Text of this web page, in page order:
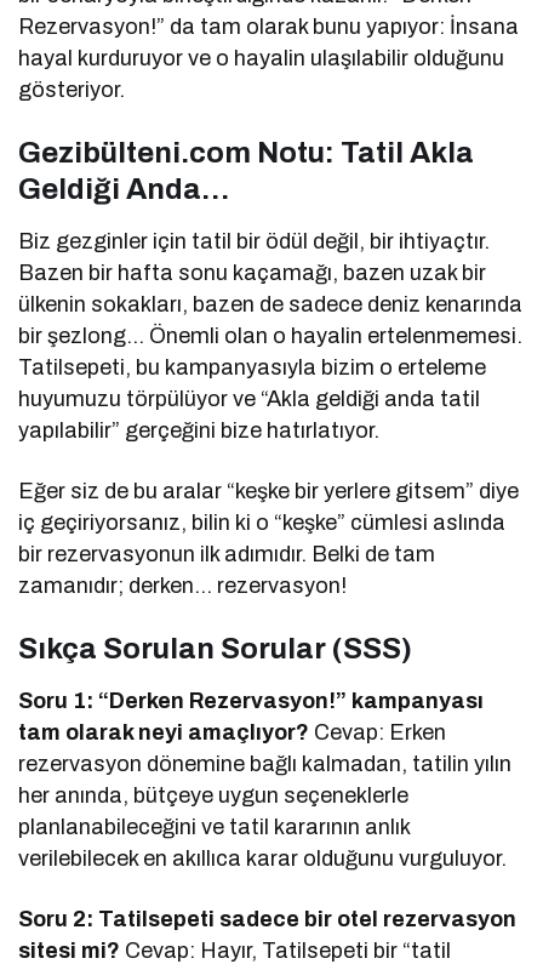
Rezervasyon!” da tam olarak bunu yapıyor: İnsana
hayal kurduruyor ve o hayalin ulaşılabilir olduğunu
gösteriyor.
Gezibülteni.com Notu: Tatil Akla
Geldiği Anda…
Biz gezginler için tatil bir ödül değil, bir ihtiyaçtır.
Bazen bir hafta sonu kaçamağı, bazen uzak bir
ülkenin sokakları, bazen de sadece deniz kenarında
bir şezlong… Önemli olan o hayalin ertelenmemesi.
Tatilsepeti, bu kampanyasıyla bizim o erteleme
huyumuzu törpülüyor ve “Akla geldiği anda tatil
yapılabilir” gerçeğini bize hatırlatıyor.
Eğer siz de bu aralar “keşke bir yerlere gitsem” diye
iç geçiriyorsanız, bilin ki o “keşke” cümlesi aslında
bir rezervasyonun ilk adımıdır. Belki de tam
zamanıdır; derken… rezervasyon!
Sıkça Sorulan Sorular (SSS)
Soru 1: “Derken Rezervasyon!” kampanyası
tam olarak neyi amaçlıyor? Cevap: Erken
rezervasyon dönemine bağlı kalmadan, tatilin yılın
her anında, bütçeye uygun seçeneklerle
planlanabileceğini ve tatil kararının anlık
verilebilecek en akıllıca karar olduğunu vurguluyor.
Soru 2: Tatilsepeti sadece bir otel rezervasyon
sitesi mi? Cevap: Hayır, Tatilsepeti bir “tatil